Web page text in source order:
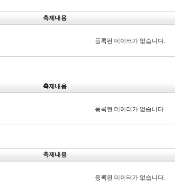
축제내용
등록된 데이터가 없습니다.
축제내용
등록된 데이터가 없습니다.
축제내용
등록된 데이터가 없습니다.